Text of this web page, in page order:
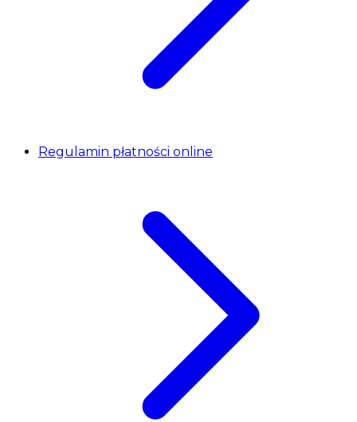
Regulamin płatności online